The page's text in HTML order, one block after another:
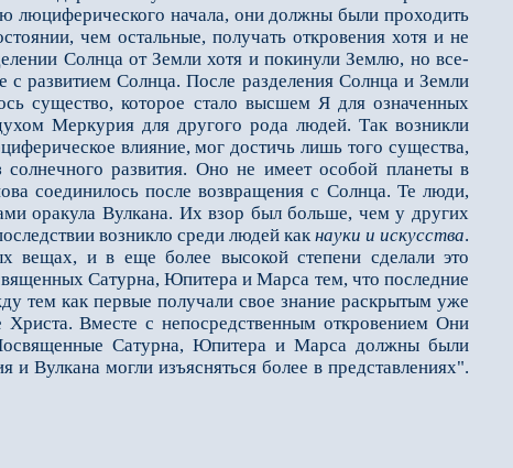
люциферического начала, они должны были проходить
чем остальные, получать откровения хотя и не
Солнца от Земли хотя и покинули Землю, но все-
с развитием Солнца. После разделения Солнца и Земли
существо, которое стало высшем Я для означенных
Меркурия для другого рода людей. Так возникли
влияние, мог достичь лишь того существа,
развития. Оно не имеет особой планеты в
соединилось после возвращения с Солнца. Те люди,
оракула Вулкана. Их взор был больше, чем у других
возникло среди людей какнауки и искусства.
вещах, и в еще более высокой степени сделали это
Сатурна, Юпитера и Марса тем, что последние
тем как первые получали свое знание раскрытым уже
Вместе с непосредственным откровением Они
Сатурна, Юпитера и Марса должны были
Вулкана могли изъясняться более в представлениях".